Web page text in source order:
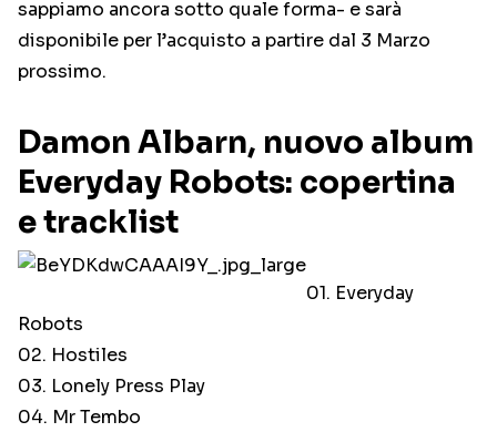
sappiamo ancora sotto quale forma- e sarà
disponibile per l’acquisto a partire dal 3 Marzo
prossimo.
Damon Albarn, nuovo album
Everyday Robots: copertina
e tracklist
01. Everyday
Robots
02. Hostiles
03. Lonely Press Play
04. Mr Tembo